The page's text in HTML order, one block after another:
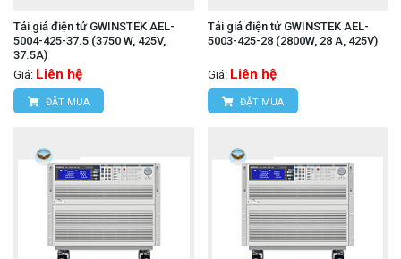
Tải giả điện tử GWINSTEK AEL-
5004-425-37.5 (3750 W, 425V,
37.5A)
Giá: Liên hệ
ĐẶT MUA
Tải giả điện tử GWINSTEK AEL-
5003-425-28 (2800W, 28 A, 425V)
Giá: Liên hệ
ĐẶT MUA